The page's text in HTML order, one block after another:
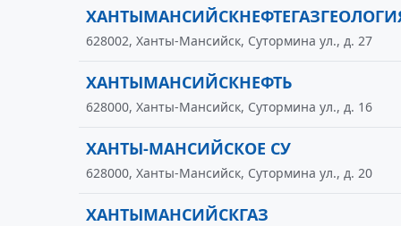
628002, Ханты-Мансийск, Сутормина ул., д. 27
ХАНТЫМАНСИЙСКНЕФТЬ
628000, Ханты-Мансийск, Сутормина ул., д. 16
ХАНТЫ-МАНСИЙСКОЕ СУ
628000, Ханты-Мансийск, Сутормина ул., д. 20
ХАНТЫМАНСИЙСКГАЗ